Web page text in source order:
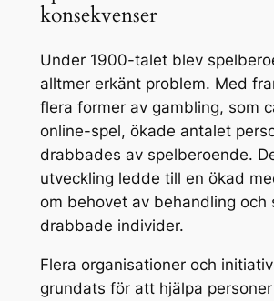
konsekvenser
Under 1900-talet blev
alltmer erkänt problem. Med
flera former av gambling, som
online-spel, ökade antalet
drabbades av spelberoende.
utveckling ledde till en ökad
om behovet av behandling och
drabbade individer.
Flera organisationer och
grundats för att hjälpa